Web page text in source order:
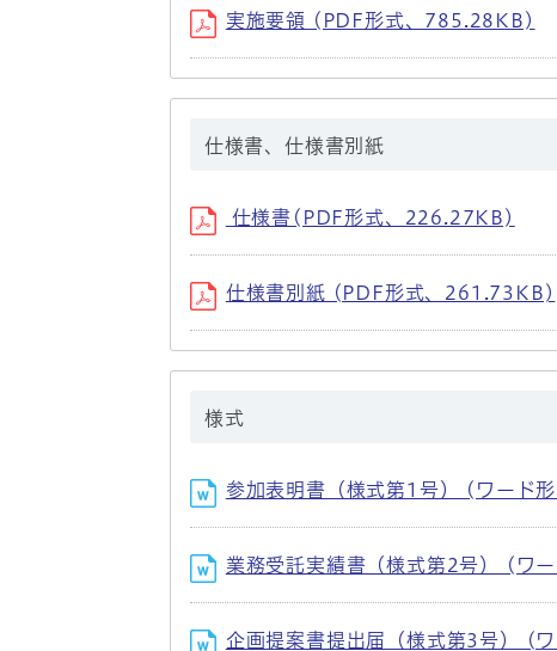
実施要領 (PDF形式、785.28KB)
仕様書、仕様書別紙
仕様書(PDF形式、226.27KB)
仕様書別紙 (PDF形式、261.73KB)
様式
参加表明書（様式第1号） (ワード
業務受託実績書（様式第2号） (ワ
企画提案書提出届（様式第3号） (